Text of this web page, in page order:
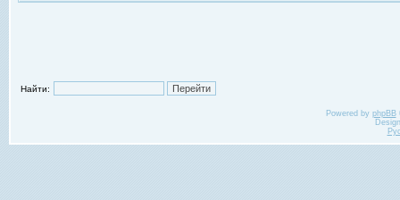
Найти:
Powered by phpBB